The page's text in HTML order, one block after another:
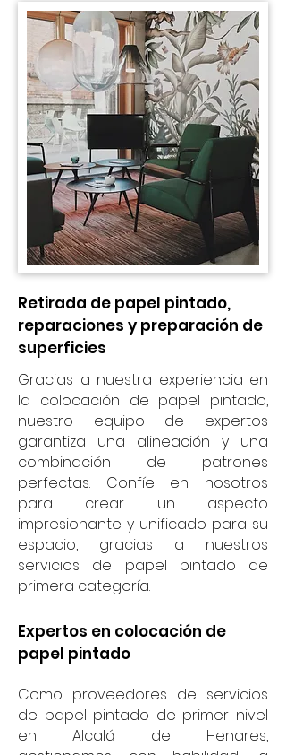
Retirada de papel pintado,
reparaciones y preparación de
superficies
Gracias a nuestra experiencia en
la colocación de papel pintado,
nuestro equipo de expertos
garantiza una alineación y una
combinación de patrones
perfectas. Confíe en nosotros
para crear un aspecto
impresionante y unificado para su
espacio, gracias a nuestros
servicios de papel pintado de
primera categoría.
Expertos en colocación de
papel pintado
Como proveedores de servicios
de papel pintado de primer nivel
en Alcalá de Henares,